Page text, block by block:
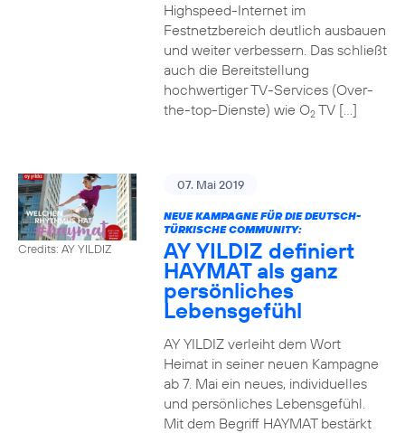
Highspeed-Internet im
Festnetzbereich deutlich ausbauen
und weiter verbessern. Das schließt
auch die Bereitstellung
hochwertiger TV-Services (Over-
the-top-Dienste) wie O2TV […]
Credits: AY YILDIZ
07. Mai 2019
NEUE KAMPAGNE FÜR DIE DEUTSCH-
TÜRKISCHE COMMUNITY:
AY YILDIZ definiert
HAYMAT als ganz
persönliches
Lebensgefühl
AY YILDIZ verleiht dem Wort
Heimat in seiner neuen Kampagne
ab 7. Mai ein neues, individuelles
und persönliches Lebensgefühl.
Mit dem Begriff HAYMAT bestärkt